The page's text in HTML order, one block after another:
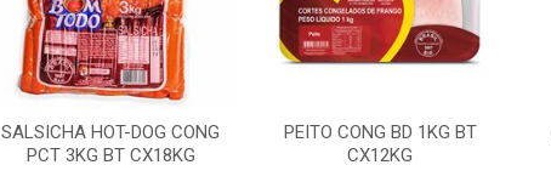
SALSICHA HOT-DOG CONG
PCT 3KG BT CX18KG
PEITO CONG BD 1KG BT
CX12KG